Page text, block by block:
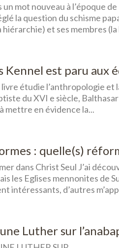
un mot nouveau à l’époque
la question du schisme
hiérarchie) et ses membres (la
Kennel est paru aux
livre étudie l’anthropologie
du XVI e siècle,
mettre en évidence la...
: quelle(s)
dans Christ Seul J’ai
les Eglises mennonites de
intéressants, d’autres
Luther sur